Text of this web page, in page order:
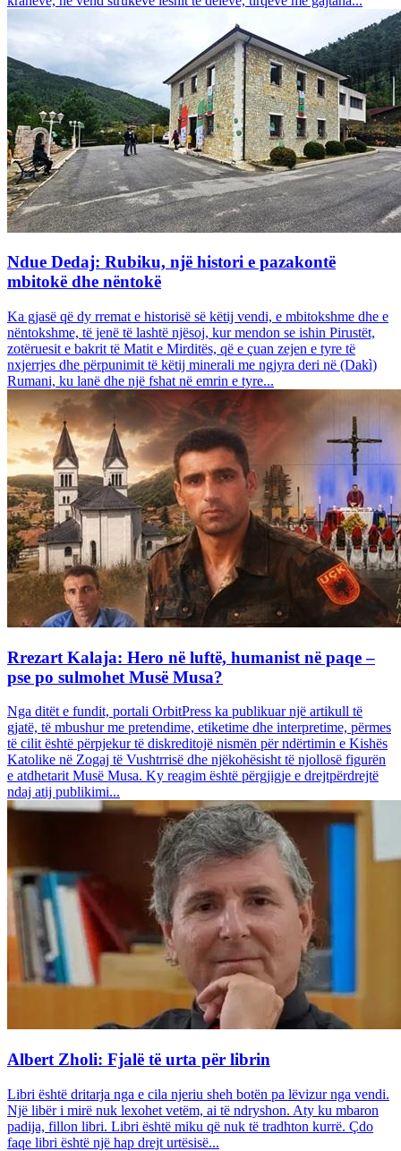
Ndue Dedaj: Rubiku, një histori e pazakontë
mbitokë dhe nëntokë
Ka gjasë që dy rremat e historisë së këtij vendi, e mbitokshme dhe e
nëntokshme, të jenë të lashtë njësoj, kur mendon se ishin Pirustët,
zotëruesit e bakrit të Matit e Mirditës, që e çuan zejen e tyre të
nxjerrjes dhe përpunimit të këtij minerali me ngjyra deri në (Dakì)
Rumani, ku lanë dhe një fshat në emrin e tyre...
Rrezart Kalaja: Hero në luftë, humanist në paqe –
pse po sulmohet Musë Musa?
Nga ditët e fundit, portali OrbitPress ka publikuar një artikull të
gjatë, të mbushur me pretendime, etiketime dhe interpretime, përmes
të cilit është përpjekur të diskreditojë nismën për ndërtimin e Kishës
Katolike në Zogaj të Vushtrrisë dhe njëkohësisht të njollosë figurën
e atdhetarit Musë Musa. Ky reagim është përgjigje e drejtpërdrejtë
ndaj atij publikimi...
Albert Zholi: Fjalë të urta për librin
Libri është dritarja nga e cila njeriu sheh botën pa lëvizur nga vendi.
Një libër i mirë nuk lexohet vetëm, ai të ndryshon. Aty ku mbaron
padija, fillon libri. Libri është miku që nuk të tradhton kurrë. Çdo
faqe libri është një hap drejt urtësisë...